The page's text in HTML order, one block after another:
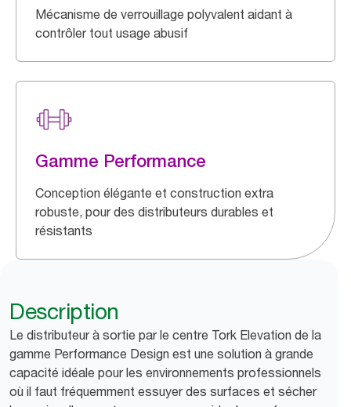
Mécanisme de verrouillage polyvalent aidant à
contrôler tout usage abusif
Gamme Performance
Conception élégante et construction extra
robuste, pour des distributeurs durables et
résistants
Description
Le distributeur à sortie par le centre Tork Elevation de la
gamme Performance Design est une solution à grande
capacité idéale pour les environnements professionnels
où il faut fréquemment essuyer des surfaces et sécher